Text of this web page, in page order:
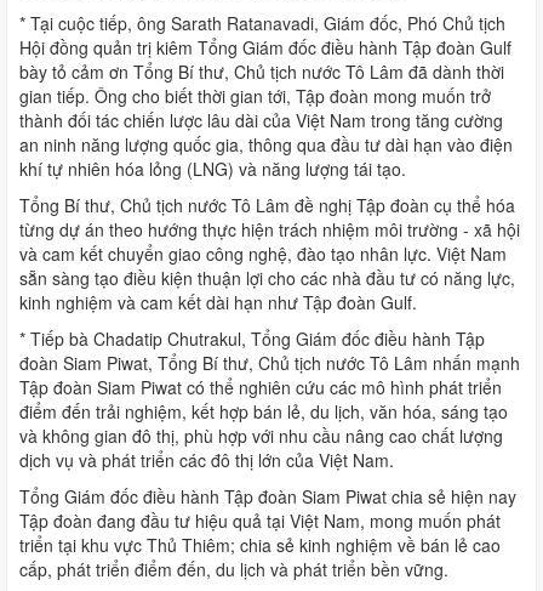
* Tại cuộc tiếp, ông Sarath Ratanavadi, Giám đốc, Phó Chủ tịch
Hội đồng quản trị kiêm Tổng Giám đốc điều hành Tập đoàn Gulf
bày tỏ cảm ơn Tổng Bí thư, Chủ tịch nước Tô Lâm đã dành thời
gian tiếp. Ông cho biết thời gian tới, Tập đoàn mong muốn trở
thành đối tác chiến lược lâu dài của Việt Nam trong tăng cường
an ninh năng lượng quốc gia, thông qua đầu tư dài hạn vào điện
khí tự nhiên hóa lỏng (LNG) và năng lượng tái tạo.
Tổng Bí thư, Chủ tịch nước Tô Lâm đề nghị Tập đoàn cụ thể hóa
từng dự án theo hướng thực hiện trách nhiệm môi trường - xã hội
và cam kết chuyển giao công nghệ, đào tạo nhân lực. Việt Nam
sẵn sàng tạo điều kiện thuận lợi cho các nhà đầu tư có năng lực,
kinh nghiệm và cam kết dài hạn như Tập đoàn Gulf.
* Tiếp bà Chadatip Chutrakul, Tổng Giám đốc điều hành Tập
đoàn Siam Piwat, Tổng Bí thư, Chủ tịch nước Tô Lâm nhấn mạnh
Tập đoàn Siam Piwat có thể nghiên cứu các mô hình phát triển
điểm đến trải nghiệm, kết hợp bán lẻ, du lịch, văn hóa, sáng tạo
và không gian đô thị, phù hợp với nhu cầu nâng cao chất lượng
dịch vụ và phát triển các đô thị lớn của Việt Nam.
Tổng Giám đốc điều hành Tập đoàn Siam Piwat chia sẻ hiện nay
Tập đoàn đang đầu tư hiệu quả tại Việt Nam, mong muốn phát
triển tại khu vực Thủ Thiêm; chia sẻ kinh nghiệm về bán lẻ cao
cấp, phát triển điểm đến, du lịch và phát triển bền vững.